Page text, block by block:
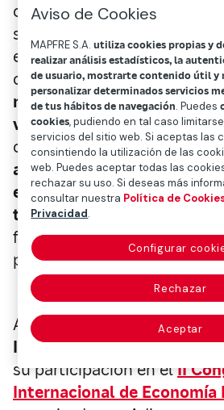
como en la economía. No
sector asistencial y de
economía sénior incluye a
como elturismo y el ocio,
moda, la seguridad, el
vivienda,la banca o los
conjurar los desafíos, pero
aprovechar las
escenario demográficonos
territorios que mejor se
futuro son aquellos que
presente, pero también lo
Así lo ha destacado hoy
Inchausti,vicepresidente
su participación en elII
Internacional de Economía
Aviso de Cookies
MAPFRE S.A.utiliza cookies propias y
realizar análisis estadísticos, la
de usuario, mostrarte contenido útil y
personalizar determinados servicios
de tus hábitos de navegación. Puedes
cookies, pudiendo en tal caso
servicios del sitio web. Si aceptas las
consintiendo la utilización de las
web. Puedes aceptar todas las
rechazar su uso. Si deseas más
consultar nuestra Política de
Privacidad.
Configurar
Rechazar
Aceptar